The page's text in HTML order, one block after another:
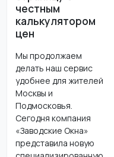
честным
калькулятором
цен
Мы продолжаем
делать наш сервис
удобнее для жителей
Москвы и
Подмосковья.
Сегодня компания
«Заводские Окна»
представила новую